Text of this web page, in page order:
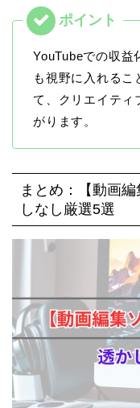
YouTubeでの収益
も視野に入れるこ
て、クリエイティ
がります。
まとめ：【動画
しなし厳選5選